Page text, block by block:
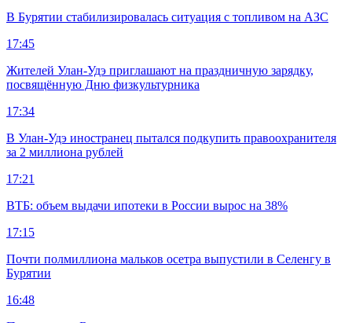
В Бурятии стабилизировалась ситуация с топливом на АЗС
17:45
Жителей Улан-Удэ приглашают на праздничную зарядку,
посвящённую Дню физкультурника
17:34
В Улан-Удэ иностранец пытался подкупить правоохранителя
за 2 миллиона рублей
17:21
ВТБ: объем выдачи ипотеки в России вырос на 38%
17:15
Почти полмиллиона мальков осетра выпустили в Селенгу в
Бурятии
16:48